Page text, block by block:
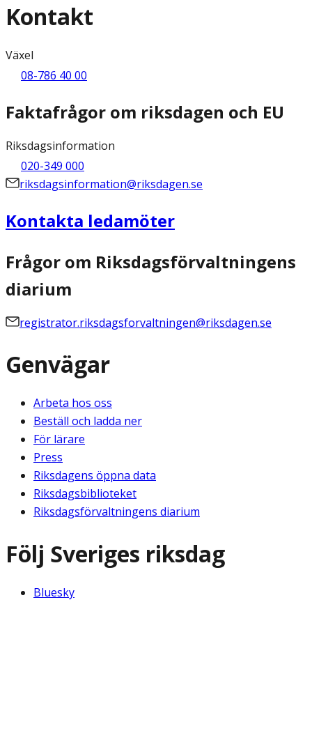
Kontakt
Växel
08-786 40 00
Faktafrågor om riksdagen och EU
Riksdagsinformation
020-349 000
riksdagsinformation@riksdagen.se
Kontakta ledamöter
Frågor om Riksdagsförvaltningens
diarium
registrator.riksdagsforvaltningen@riksdagen.se
Genvägar
Arbeta hos oss
Beställ och ladda ner
För lärare
Press
Riksdagens öppna data
Riksdagsbiblioteket
Riksdagsförvaltningens diarium
Följ Sveriges riksdag
Bluesky